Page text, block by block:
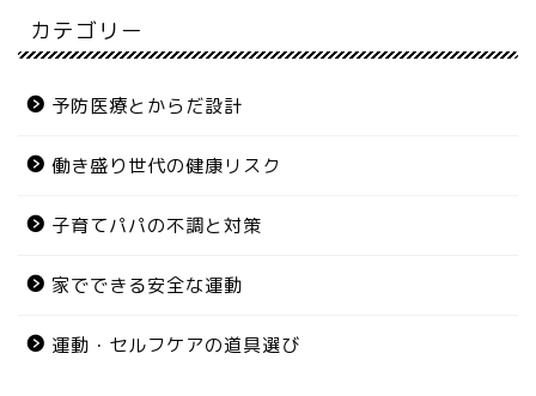
カテゴリー
予防医療とからだ設計
働き盛り世代の健康リスク
子育てパパの不調と対策
家でできる安全な運動
運動・セルフケアの道具選び